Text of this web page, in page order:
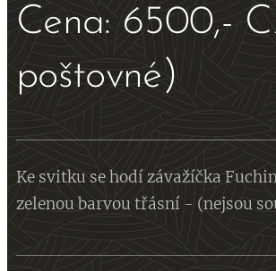
Cena: 6500,-
poštovné)
Ke svitku se hodí závažíčka
zelenou barvou třásní - (nejsou